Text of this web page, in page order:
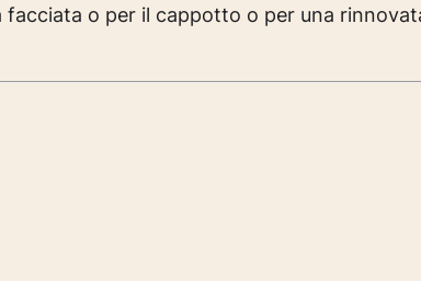
o per il cappotto o per una